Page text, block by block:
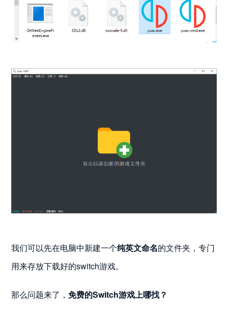
我们可以先在电脑中新建一个纯英文命名的文件夹，专门
用来存放下载好的switch游戏。
那么问题来了，免费的Switch游戏上哪找？